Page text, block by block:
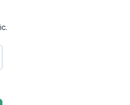
à prix défiant
La
un
XTEINK X4 :
Soldes